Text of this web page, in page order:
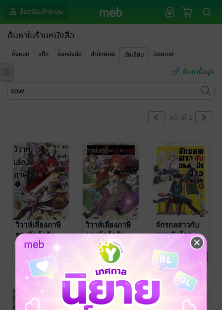
ล็อกอินเข้าระบบ
ค้นหาในร้านหนังสือ
ทั้งหมด แท็ก ชื่อหนังสือ สำนักพิมพ์ นักเขียน นักพากย์
ค้นหาขั้นสูง
หน้าที่ 1
วิวาห์เลี่ยงภาษี
ของผู้กล้ากับ
จอมอสูร เล่ม 1
SOW/ DEXPRESS
การ์ตูนทั่วไป
1 Rating
วิวาห์เลี่ยงภาษี
ของผู้กล้ากับ
จอมอสูร เล่ม 1
ฉบับนิยาย
SOW/ DEXPRESS
ไลท์โนเวล
No Rating
จักรกลสาวกับ
ขนมปังจ้าว
นักรบ เล่ม 7
SOW / DEXPRESS
ไลท์โนเวล
1 Rating